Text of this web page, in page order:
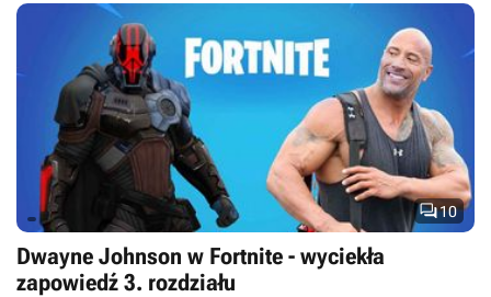
10
Dwayne Johnson w Fortnite - wyciekła
zapowiedź 3. rozdziału